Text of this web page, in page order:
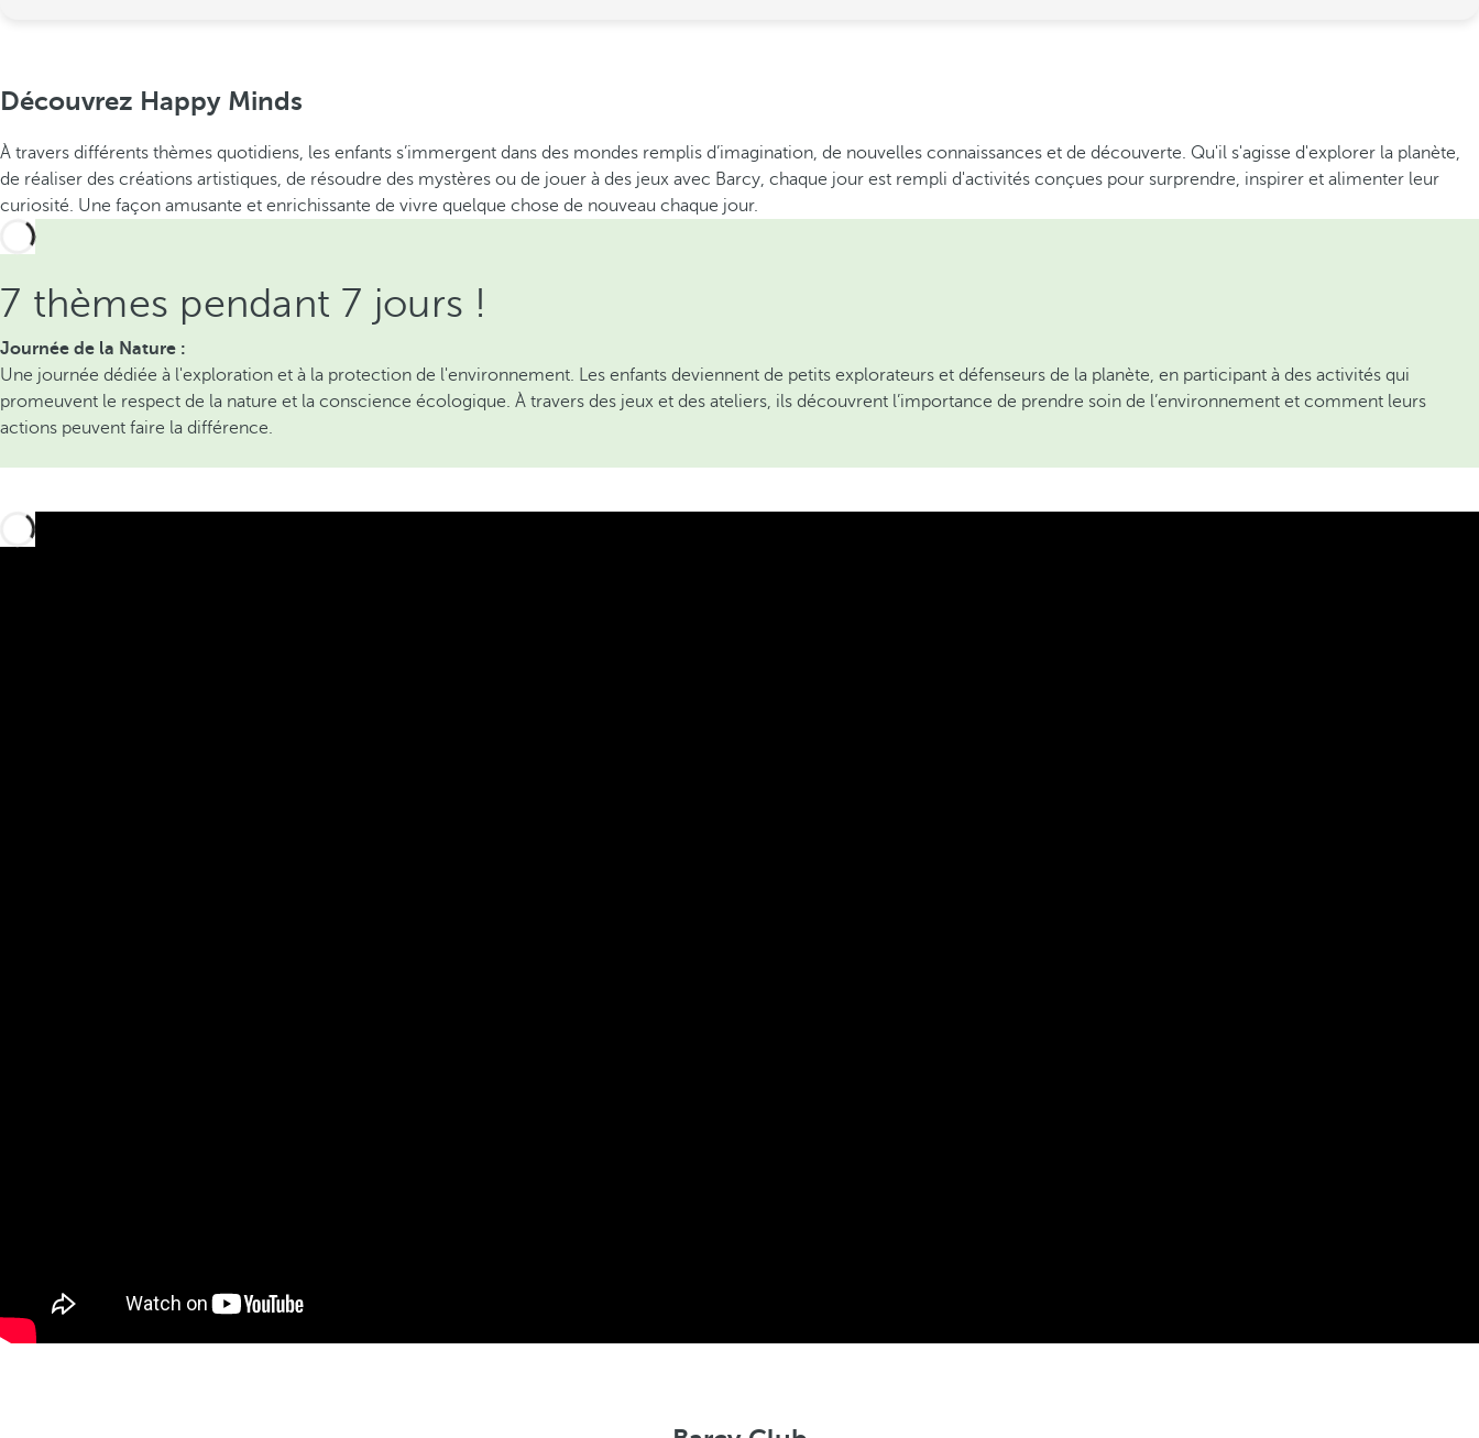
Découvrez Happy Minds
À travers différents thèmes quotidiens, les enfants s’immergent dans des mondes remplis d’imagination, de nouvelles connaissances et de découverte. Qu'il s'agisse d'explorer la planète,
de réaliser des créations artistiques, de résoudre des mystères ou de jouer à des jeux avec Barcy, chaque jour est rempli d'activités conçues pour surprendre, inspirer et alimenter leur
curiosité. Une façon amusante et enrichissante de vivre quelque chose de nouveau chaque jour.
7 thèmes pendant 7 jours !
Journée de la Nature :
Une journée dédiée à l'exploration et à la protection de l'environnement. Les enfants deviennent de petits explorateurs et défenseurs de la planète, en participant à des activités qui
promeuvent le respect de la nature et la conscience écologique. À travers des jeux et des ateliers, ils découvrent l’importance de prendre soin de l’environnement et comment leurs
actions peuvent faire la différence.